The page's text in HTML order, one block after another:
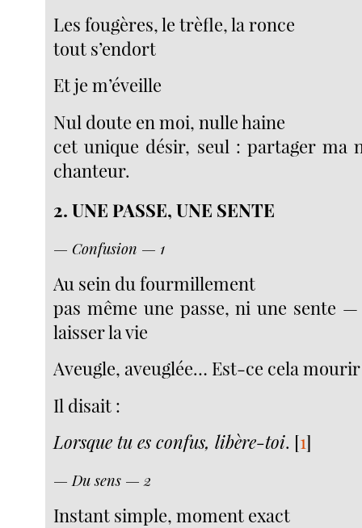
Les fougères, le trèfle, la ronce
tout s’endort
Et je m’éveille
Nul doute en moi, nulle haine
cet unique désir, seul : partager ma
chanteur.
2. UNE PASSE, UNE SENTE
— Confusion — 1
Au sein du fourmillement
pas même une passe, ni une sente
laisser la vie
Aveugle, aveuglée… Est-ce cela
Il disait :
Lorsque tu es confus, libère-toi. [1]
— Du sens — 2
Instant simple, moment exact